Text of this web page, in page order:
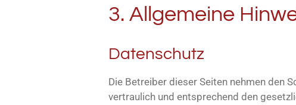
3. Allgemeine
Datenschutz
Die Betreiber dieser Seiten nehmen den
vertraulich und entsprechend den